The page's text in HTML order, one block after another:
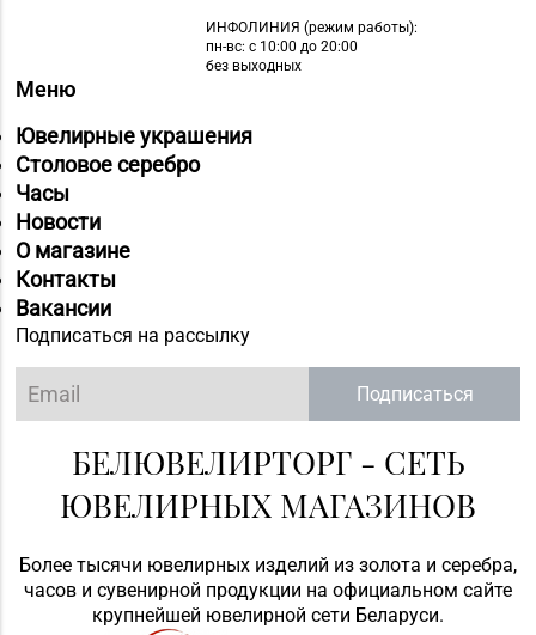
ИНФОЛИНИЯ (режим работы):
пн-вс: с 10:00 до 20:00
без выходных
Меню
Ювелирные украшения
Столовое серебро
Часы
Новости
О магазине
Контакты
Вакансии
Подписаться на рассылку
Подписаться
БЕЛЮВЕЛИРТОРГ - СЕТЬ
ЮВЕЛИРНЫХ МАГАЗИНОВ
Более тысячи ювелирных изделий из золота и серебра,
часов и сувенирной продукции на официальном сайте
крупнейшей ювелирной сети Беларуси.